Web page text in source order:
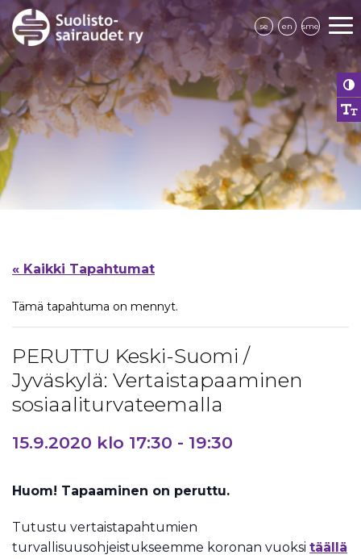
se en sme
« Kaikki Tapahtumat
Tämä tapahtuma on mennyt.
PERUTTU Keski-Suomi /
Jyväskylä: Vertaistapaaminen
sosiaaliturvateemalla
15.9.2020 klo 17:30 - 19:30
Huom! Tapaaminen on peruttu.
Tutustu vertaistapahtumien
turvallisuusohjeistukseemme koronan vuoksi täällä